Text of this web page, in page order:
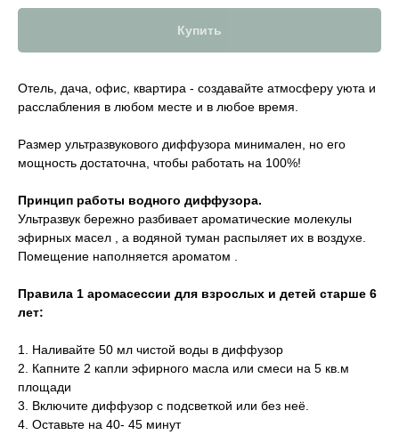
Купить
Отель, дача, офис, квартира - создавайте атмосферу уюта и
расслабления в любом месте и в любое время.
Размер ультразвукового диффузора минимален, но его
мощность достаточна, чтобы работать на 100%!
Принцип работы водного диффузора.
Ультразвук бережно разбивает ароматические молекулы
эфирных масел , а водяной туман распыляет их в воздухе.
Помещение наполняется ароматом .
Правила 1 аромасессии для взрослых и детей старше 6
лет:
1. Наливайте 50 мл чистой воды в диффузор
2. Капните 2 капли эфирного масла или смеси на 5 кв.м
площади
3. Включите диффузор с подсветкой или без неё.
4. Оставьте на 40- 45 минут